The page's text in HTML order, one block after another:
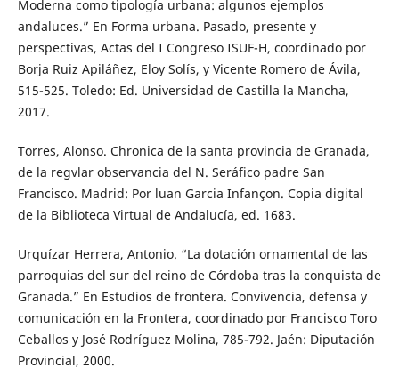
Moderna como tipología urbana: algunos ejemplos
andaluces.” En Forma urbana. Pasado, presente y
perspectivas, Actas del I Congreso ISUF-H, coordinado por
Borja Ruiz Apiláñez, Eloy Solís, y Vicente Romero de Ávila,
515-525. Toledo: Ed. Universidad de Castilla la Mancha,
2017.
Torres, Alonso. Chronica de la santa provincia de Granada,
de la regvlar observancia del N. Seráfico padre San
Francisco. Madrid: Por luan Garcia Infançon. Copia digital
de la Biblioteca Virtual de Andalucía, ed. 1683.
Urquízar Herrera, Antonio. “La dotación ornamental de las
parroquias del sur del reino de Córdoba tras la conquista de
Granada.” En Estudios de frontera. Convivencia, defensa y
comunicación en la Frontera, coordinado por Francisco Toro
Ceballos y José Rodríguez Molina, 785-792. Jaén: Diputación
Provincial, 2000.